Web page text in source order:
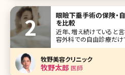
そしてネットやSNSでど
眼瞼下垂手術の保険・
を比較
近年、増え続けていると
容外科での自由診療だけ
は一部の美容外科でも保
当する?」「眼瞼下垂手術
の?」という疑問に、費用面
牧野美容クリニック
牧野太郎 医師